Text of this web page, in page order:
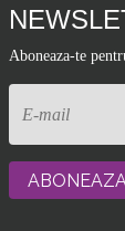
Aboneaza-te